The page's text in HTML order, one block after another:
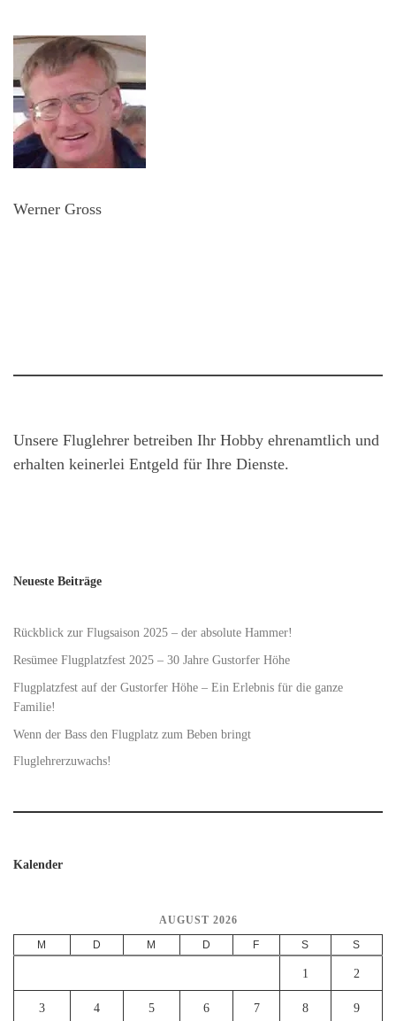
Werner Gross
Unsere Fluglehrer betreiben Ihr Hobby ehrenamtlich und
erhalten keinerlei Entgeld für Ihre Dienste.
Neueste Beiträge
Rückblick zur Flugsaison 2025 – der absolute Hammer!
Resümee Flugplatzfest 2025 – 30 Jahre Gustorfer Höhe
Flugplatzfest auf der Gustorfer Höhe – Ein Erlebnis für die ganze
Familie!
Wenn der Bass den Flugplatz zum Beben bringt
Fluglehrerzuwachs!
Kalender
AUGUST 2026
M D M D F S S
1 2
3 4 5 6 7 8 9